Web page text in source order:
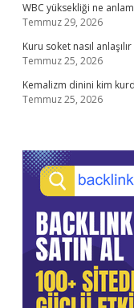
WBC yüksekliği ne
Temmuz 29, 2026
Kuru soket nasıl anlaşılır
Temmuz 25, 2026
Kemalizm dinini kim
Temmuz 25, 2026